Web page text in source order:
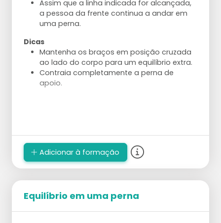
Assim que a linha indicada for alcançada,
a pessoa da frente continua a andar em
uma perna.
Dicas
Mantenha os braços em posição cruzada
ao lado do corpo para um equilíbrio extra.
Contraia completamente a perna de
apoio.
Adicionar à formação
Equilíbrio em uma perna